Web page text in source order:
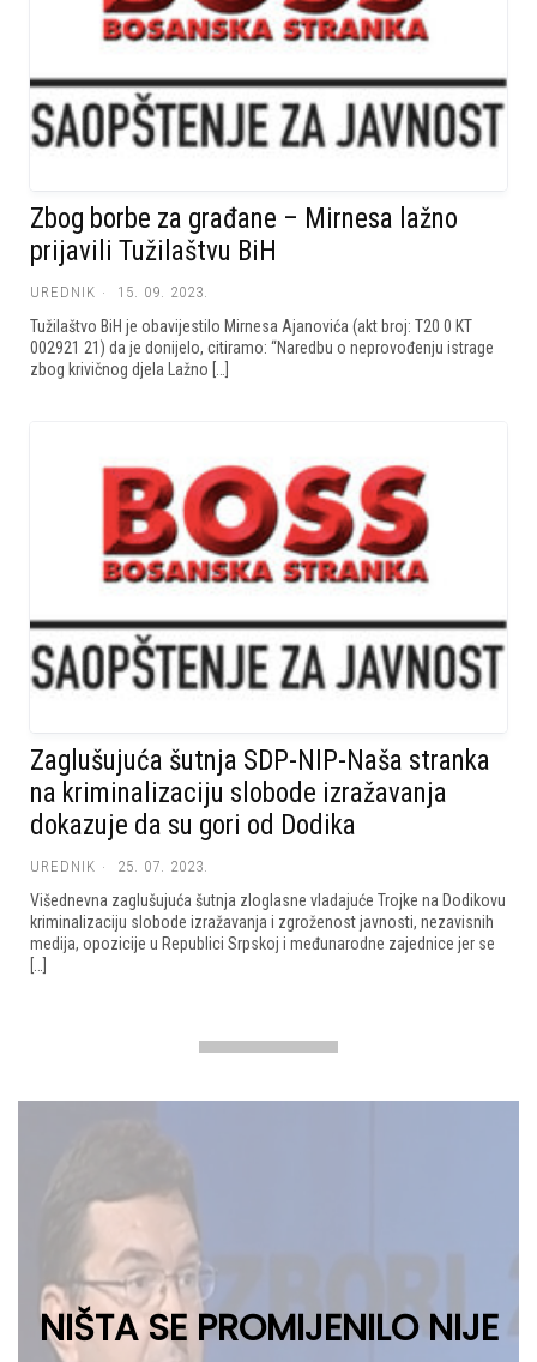
Zbog borbe za građane – Mirnesa lažno
prijavili Tužilaštvu BiH
UREDNIK 15. 09. 2023.
Tužilaštvo BiH je obavijestilo Mirnesa Ajanovića (akt broj: T20 0 KT
002921 21) da je donijelo, citiramo: “Naredbu o neprovođenju istrage
zbog krivičnog djela Lažno […]
Zaglušujuća šutnja SDP-NIP-Naša stranka
na kriminalizaciju slobode izražavanja
dokazuje da su gori od Dodika
UREDNIK 25. 07. 2023.
Višednevna zaglušujuća šutnja zloglasne vladajuće Trojke na Dodikovu
kriminalizaciju slobode izražavanja i zgroženost javnosti, nezavisnih
medija, opozicije u Republici Srpskoj i međunarodne zajednice jer se
NIŠTA SE PROMIJENILO NIJE